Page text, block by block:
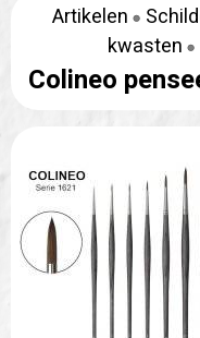
Artikelen
kwasten
Colineo